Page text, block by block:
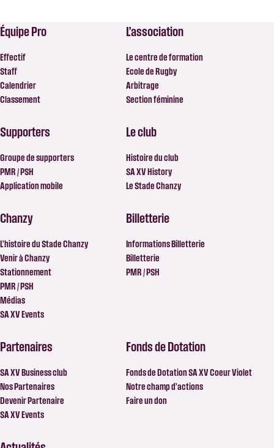
Équipe Pro
Effectif
Staff
Calendrier
Classement
L’association
Le centre de formation
Ecole de Rugby
Arbitrage
Section féminine
Supporters
Groupe de supporters
PMR / PSH
Application mobile
Le club
Histoire du club
SA XV History
Le Stade Chanzy
Chanzy
L’histoire du Stade Chanzy
Venir à Chanzy
Stationnement
PMR / PSH
Médias
SA XV Events
Billetterie
Informations Billetterie
Billetterie
PMR / PSH
Partenaires
SA XV Business club
Nos Partenaires
Devenir Partenaire
SA XV Events
Fonds de Dotation
Fonds de Dotation SA XV Coeur Violet
Notre champ d’actions
Faire un don